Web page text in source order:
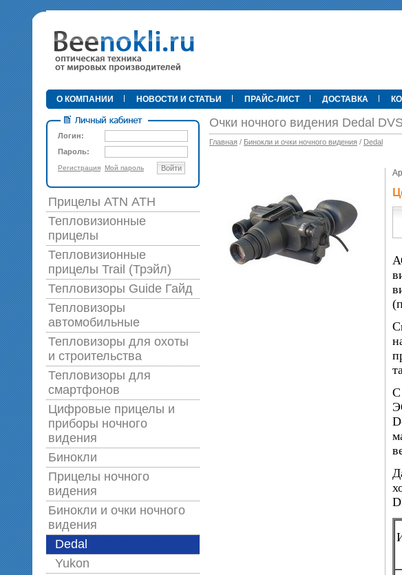
•
3-
фото/
О КОМПАНИИ НОВОСТИ И СТАТЬИ ПРАЙС-ЛИСТ ДОСТАВКА
Логин:
Пароль:
Регистрация Мой пароль Войти
Прицелы ATN АТН
Тепловизионные
прицелы
Тепловизионные
прицелы Trail (Трэйл)
Тепловизоры Guide Гайд
Тепловизоры
автомобильные
Тепловизоры для охоты
и строительства
Тепловизоры для
смартфонов
Цифровые прицелы и
приборы ночного
видения
Бинокли
Прицелы ночного
видения
Бинокли и очки ночного
видения
Dedal
Yukon
Очки ночного видения Dedal
Главная / Бинокли и очки ночного видения / Dedal
С